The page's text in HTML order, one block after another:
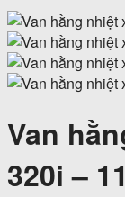
Van
320i –